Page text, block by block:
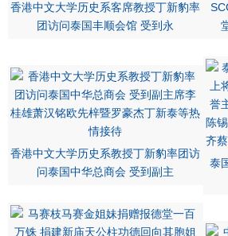
香港中文大学历史系客席教授丁新豹率
团访问泰国丰顺会馆 受到永
香港中文大学历史系教授丁新豹率团访
问泰国中华总商会 受到副主
泰